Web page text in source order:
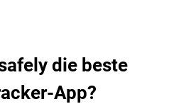
die beste
App?